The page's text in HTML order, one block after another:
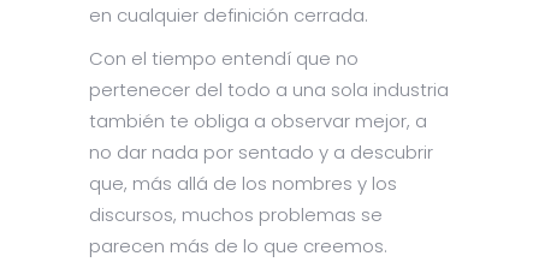
en cualquier definición cerrada.
Con el tiempo entendí que no
pertenecer del todo a una sola industria
también te obliga a observar mejor, a
no dar nada por sentado y a descubrir
que, más allá de los nombres y los
discursos, muchos problemas se
parecen más de lo que creemos.